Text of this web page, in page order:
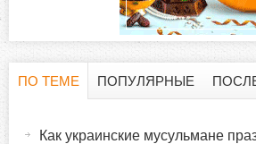
ПО ТЕМЕ
ПОПУЛЯРНЫЕ
Как украинские мусульмане